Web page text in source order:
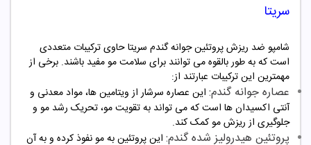
سریتا
شامپو ضد ریزش پروتئین جوانه گندم سریتا حاوی ترکیبات متعددی
است که به طور بالقوه می توانند برای سلامت مو مفید باشند. برخی از
مهمترین این ترکیبات عبارتند از:
عصاره جوانه گندم: این عصاره سرشار از ویتامین ها، مواد معدنی و
آنتی اکسیدان ها است که می تواند به تقویت مو، تحریک رشد مو و
جلوگیری از ریزش مو کمک کند.
پروتئین هیدرولیز شده گندم: این پروتئین به مو نفوذ کرده و به آن